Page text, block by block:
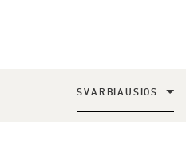
SVARBIAUSIOS